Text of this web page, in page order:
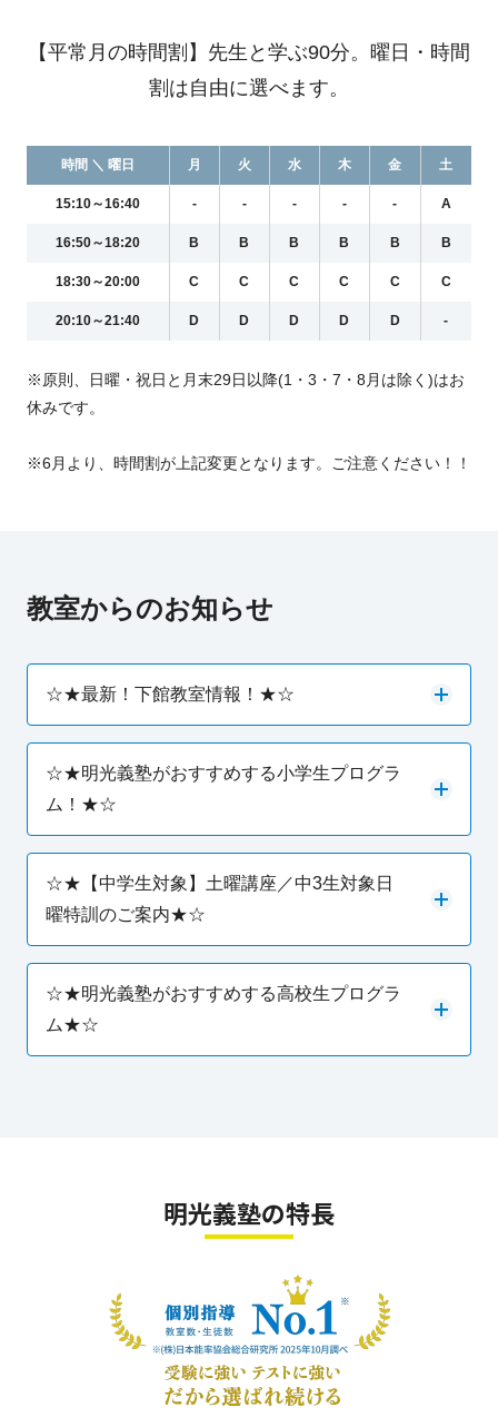
【平常月の時間割】先生と学ぶ90分。曜日・時間
割は自由に選べます。
時間 ＼ 曜日 月 火 水 木 金 土
15:10～16:40 - - - - - A
16:50～18:20 B B B B B B
18:30～20:00 C C C C C C
20:10～21:40 D D D D D -
※原則、日曜・祝日と月末29日以降(1・3・7・8月は除く)はお
休みです。
※6月より、時間割が上記変更となります。ご注意ください！！
教室からのお知らせ
☆★最新！下館教室情報！★☆
☆★明光義塾がおすすめする小学生プログラ
ム！★☆
☆★【中学生対象】土曜講座／中3生対象日
曜特訓のご案内★☆
☆★明光義塾がおすすめする高校生プログラ
ム★☆
明光義塾の特長